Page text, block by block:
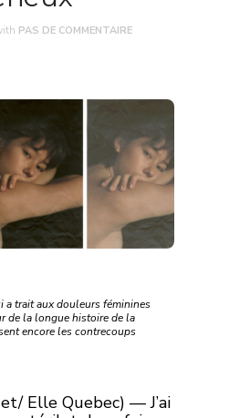
PAS DE COMMENTAIRE
a trait aux douleurs féminines
de la longue histoire de la
encore les contrecoups
Elle Quebec) — J’ai